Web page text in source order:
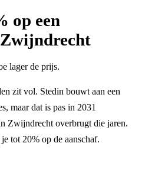
op een
lager de prijs.
zit vol. Stedin bouwt aan een
maar dat is pas in 2031
Zwijndrecht overbrugt die jaren.
tot 20% op de aanschaf.